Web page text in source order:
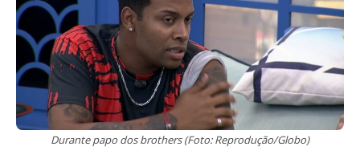
Durante papo dos brothers (Foto: Reprodução/Globo)